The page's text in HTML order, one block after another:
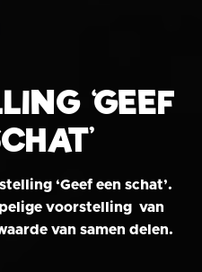
‘GEEF
‘Geef een schat’.
voorstelling van
van samen delen.